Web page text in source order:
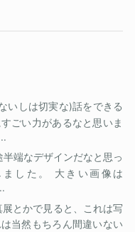
いしは切実な)話をできる
ごい力があるなと思いま
半端なデザインだなと思っ
した。 大きい画像は
とかで見ると、これは写
当然もちろん間違いない